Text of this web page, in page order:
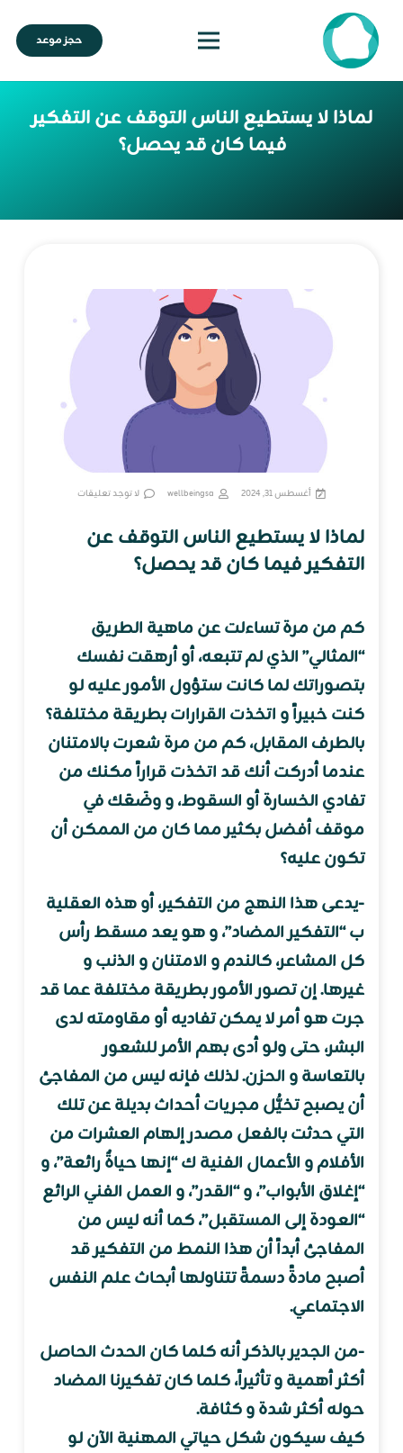
حجز موعد
لماذا لا يستطيع الناس التوقف عن التفكير
فيما كان قد يحصل؟
أغسطس 31, 2024 wellbeingsa لا توجد تعليقات
لماذا لا يستطيع الناس التوقف عن
التفكير فيما كان قد يحصل؟
كم من مرة تساءلت عن ماهية الطريق
“المثالي” الذي لم تتبعه، أو أرهقت نفسك
بتصوراتك لما كانت ستؤول الأمور عليه لو
كنت خبيراً و اتخذت القرارات بطريقة مختلفة؟
بالطرف المقابل، كم من مرة شعرت بالامتنان
عندما أدركت أنك قد اتخذت قراراً مكنك من
تفادي الخسارة أو السقوط، و وضَعَك في
موقف أفضل بكثير مما كان من الممكن أن
تكون عليه؟
-يدعى هذا النهج من التفكير، أو هذه العقلية
ب “التفكير المضاد”، و هو يعد مسقط رأس
كل المشاعر، كالندم و الامتنان و الذنب و
غيرها. إن تصور الأمور بطريقة مختلفة عما قد
جرت هو أمر لا يمكن تفاديه أو مقاومته لدى
البشر، حتى ولو أدى بهم الأمر للشعور
بالتعاسة و الحزن. لذلك فإنه ليس من المفاجئ
أن يصبح تخيُّل مجريات أحداث بديلة عن تلك
التي حدثت بالفعل مصدر إلهام العشرات من
الأفلام و الأعمال الفنية ك “إنها حياةٌ رائعة”، و
“إغلاق الأبواب”، و “القدر”، و العمل الفني الرائع
“العودة إلى المستقبل”، كما أنه ليس من
المفاجئ أبداً أن هذا النمط من التفكير قد
أصبح مادةً دسمةً تتناولها أبحاث علم النفس
الاجتماعي.
-من الجدير بالذكر أنه كلما كان الحدث الحاصل
أكثر أهمية و تأثيراً، كلما كان تفكيرنا المضاد
حوله أكثر شدة و كثافة.
كيف سيكون شكل حياتي المهنية الآن لو